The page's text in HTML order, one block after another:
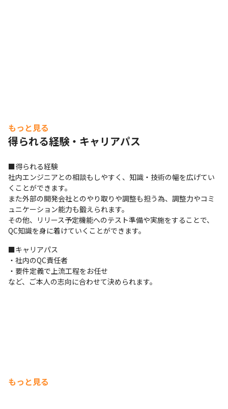
もっと見る
得られる経験・キャリアパス
■得られる経験
社内エンジニアとの相談もしやすく、知識・技術の幅を広げてい
くことができます。
また外部の開発会社とのやり取りや調整も担う為、調整力やコミ
ュニケーション能力も鍛えられます。
その他、リリース予定機能へのテスト準備や実施をすることで、
QC知識を身に着けていくことができます。
■キャリアパス
・社内のQC責任者
・要件定義で上流工程をお任せ
など、ご本人の志向に合わせて決められます。
もっと見る